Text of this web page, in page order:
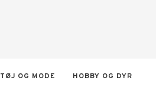
TØJ OG MODE HOBBY OG DYR